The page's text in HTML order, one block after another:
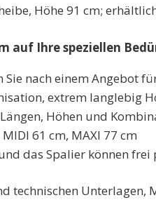
Höhe 91 cm;
auf Ihre speziellen
nach einem Angebot
extrem langlebig
Höhen und
61 cm, MAXI 77 cm
das Spalier können
technischen